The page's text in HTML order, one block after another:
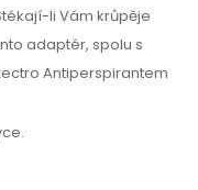
li Vám krůpěje
adaptér, spolu s
Antiperspirantem